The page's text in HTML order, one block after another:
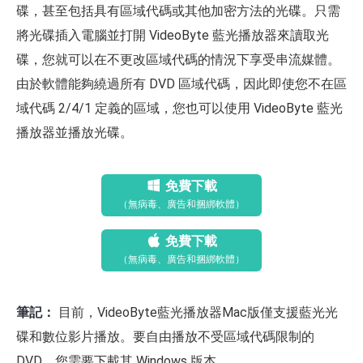
碟，甚至包括具有區域代碼或其他加密方法的光碟。只需
將光碟插入電腦並打開 VideoByte 藍光播放器來讀取光
碟，您就可以在不更改區域代碼的情況下享受串流媒體。
由於軟體能夠繞過所有 DVD 區域代碼，因此即使您不在區
域代碼 2/4/1 定義的區域，您也可以使用 VideoByte 藍光
播放器並播放光碟。
免費下載
（無病毒、廣告和捆綁軟體）
免費下載
（無病毒、廣告和捆綁軟體）
筆記：
目前，VideoByte藍光播放器Mac版僅支援藍光光
碟和數位影片播放。要自由播放不受區域代碼限制的